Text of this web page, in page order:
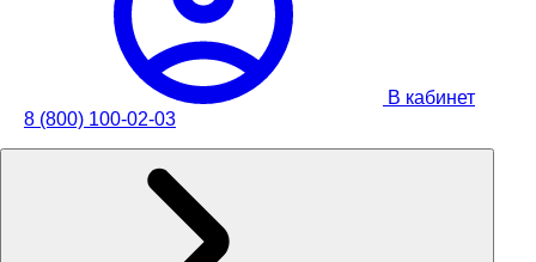
В кабинет
8 (800) 100-02-03